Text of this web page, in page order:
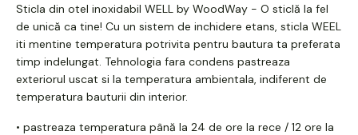
Sticla din otel inoxidabil WELL by WoodWay - O sticlă la fel
de unică ca tine! Cu un sistem de inchidere etans, sticla WEEL
iti mentine temperatura potrivita pentru bautura ta preferata
timp indelungat. Tehnologia fara condens pastreaza
exteriorul uscat si la temperatura ambientala, indiferent de
temperatura bauturii din interior.
• pastreaza temperatura până la 24 de ore la rece / 12 ore la